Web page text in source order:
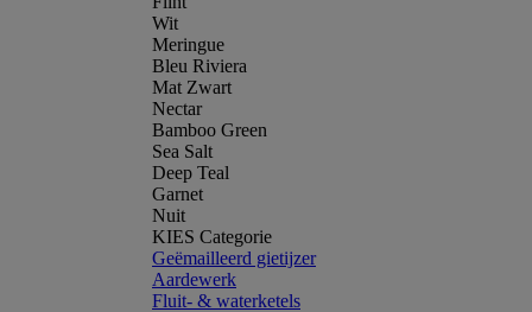
Wit
Meringue
Bleu Riviera
Mat Zwart
Nectar
Bamboo Green
Sea Salt
Deep Teal
Garnet
Nuit
KIES Categorie
Geëmailleerd gietijzer
Aardewerk
Fluit- & waterketels